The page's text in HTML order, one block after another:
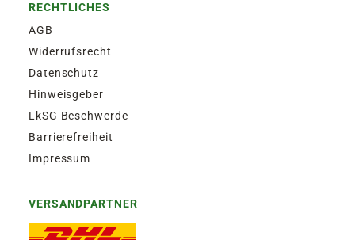
RECHTLICHES
AGB
Widerrufsrecht
Datenschutz
Hinweisgeber
LkSG Beschwerde
Barrierefreiheit
Impressum
VERSANDPARTNER